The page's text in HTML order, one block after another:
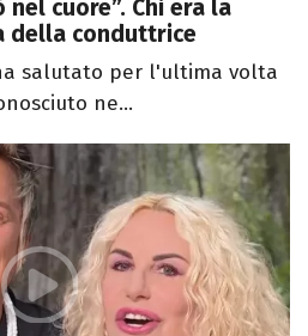
nel cuore”. Chi era la
della conduttrice
salutato per l'ultima volta
ne...